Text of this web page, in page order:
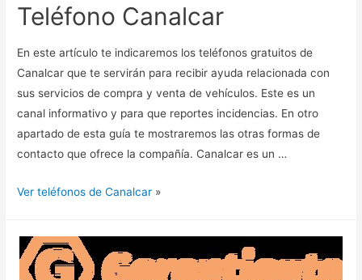
Teléfono Canalcar
En este artículo te indicaremos los teléfonos gratuitos de
Canalcar que te servirán para recibir ayuda relacionada con
sus servicios de compra y venta de vehículos. Este es un
canal informativo y para que reportes incidencias. En otro
apartado de esta guía te mostraremos las otras formas de
contacto que ofrece la compañía. Canalcar es un …
Ver teléfonos de Canalcar »